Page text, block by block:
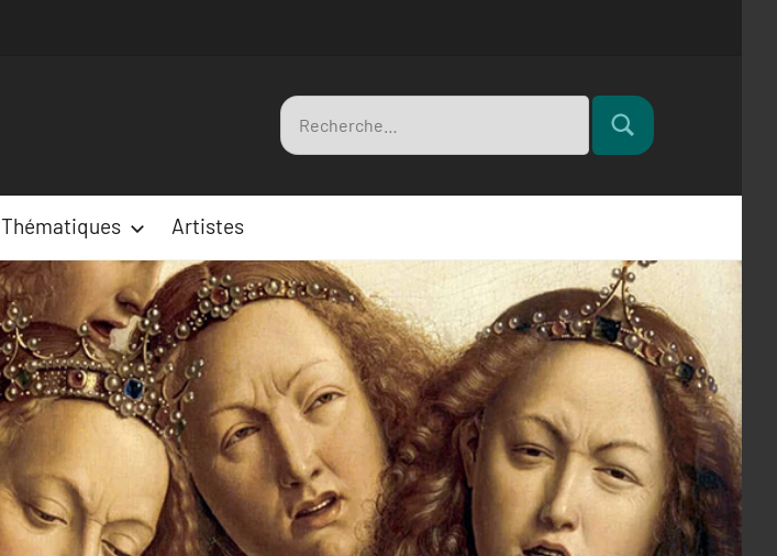
Recherche
pour
Rechercher
Thématiques Artistes